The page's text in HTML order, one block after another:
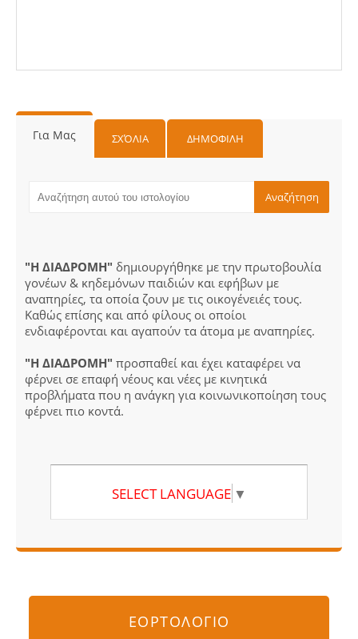
Για Μας ΣΧΌΛΙΑ ΔΗΜΟΦΙΛΗ
"Η ΔΙΑΔΡΟΜΗ" δημιουργήθηκε με την πρωτοβουλία
γονέων & κηδεμόνων παιδιών και εφήβων με
αναπηρίες, τα οποία ζουν με τις οικογένειές τους.
Καθώς επίσης και από φίλους οι οποίοι
ενδιαφέρονται και αγαπούν τα άτομα με αναπηρίες.
"Η ΔΙΑΔΡΟΜΗ" προσπαθεί και έχει καταφέρει να
φέρνει σε επαφή νέους και νέες με κινητικά
προβλήματα που η ανάγκη για κοινωνικοποίηση τους
φέρνει πιο κοντά.
SELECT LANGUAGE ▼
ΕΟΡΤΟΛΟΓΙΟ